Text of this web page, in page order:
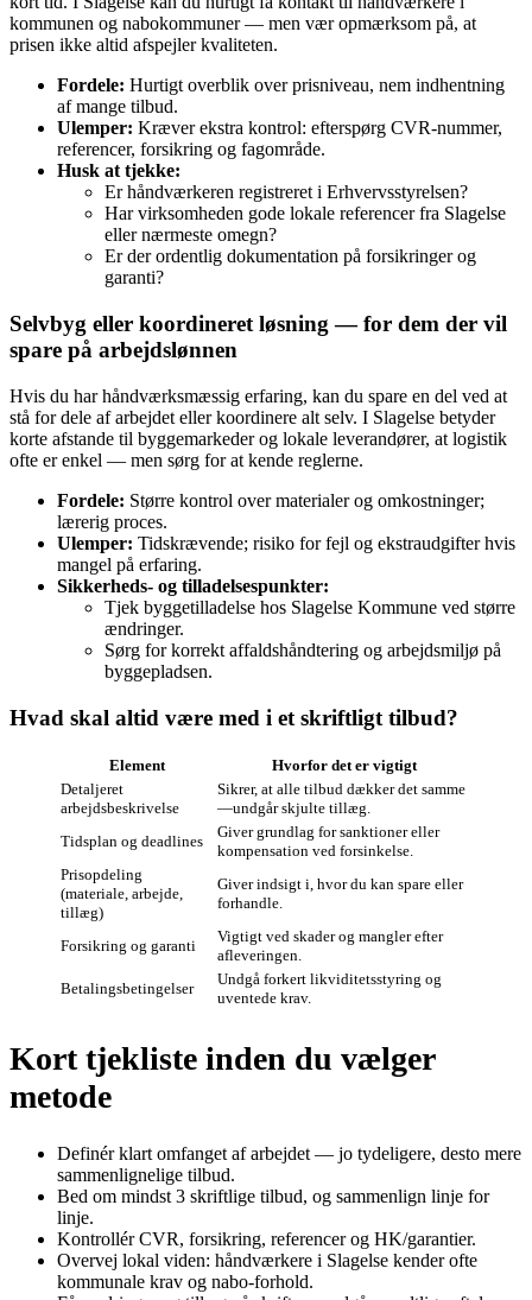
kommunen og nabokommuner — men vær opmærksom på, at
prisen ikke altid afspejler kvaliteten.
Fordele: Hurtigt overblik over prisniveau, nem indhentning
af mange tilbud.
Ulemper: Kræver ekstra kontrol: efterspørg CVR‑nummer,
referencer, forsikring og fagområde.
Husk at tjekke:
Er håndværkeren registreret i Erhvervsstyrelsen?
Har virksomheden gode lokale referencer fra Slagelse
eller nærmeste omegn?
Er der ordentlig dokumentation på forsikringer og
garanti?
Selvbyg eller koordineret løsning — for dem der vil
spare på arbejdslønnen
Hvis du har håndværksmæssig erfaring, kan du spare en del ved at
stå for dele af arbejdet eller koordinere alt selv. I Slagelse betyder
korte afstande til byggemarkeder og lokale leverandører, at logistik
ofte er enkel — men sørg for at kende reglerne.
Fordele: Større kontrol over materialer og omkostninger;
lærerig proces.
Ulemper: Tidskrævende; risiko for fejl og ekstraudgifter hvis
mangel på erfaring.
Sikkerheds‑ og tilladelsespunkter:
Tjek byggetilladelse hos Slagelse Kommune ved større
ændringer.
Sørg for korrekt affaldshåndtering og arbejdsmiljø på
byggepladsen.
Hvad skal altid være med i et skriftligt tilbud?
Element
Hvorfor det er vigtigt
Detaljeret
arbejdsbeskrivelse
Sikrer, at alle tilbud dækker det samme
—undgår skjulte tillæg.
Tidsplan og deadlines
Giver grundlag for sanktioner eller
kompensation ved forsinkelse.
Prisopdeling
(materiale, arbejde,
tillæg)
Giver indsigt i, hvor du kan spare eller
forhandle.
Forsikring og garanti
Vigtigt ved skader og mangler efter
afleveringen.
Betalingsbetingelser
Undgå forkert likviditetsstyring og
uventede krav.
Kort tjekliste inden du vælger
metode
Definér klart omfanget af arbejdet — jo tydeligere, desto mere
sammenlignelige tilbud.
Bed om mindst 3 skriftlige tilbud, og sammenlign linje for
linje.
Kontrollér CVR, forsikring, referencer og HK/garantier.
Overvej lokal viden: håndværkere i Slagelse kender ofte
kommunale krav og nabo‑forhold.